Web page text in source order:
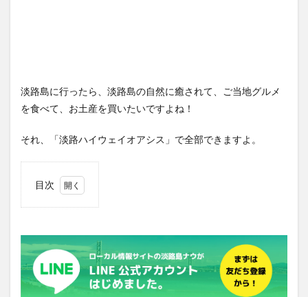
淡路島に行ったら、淡路島の自然に癒されて、ご当地グルメ
を食べて、お土産を買いたいですよね！
それ、「淡路ハイウェイオアシス」で全部できますよ。
目次
で淡
路島
の食
材を